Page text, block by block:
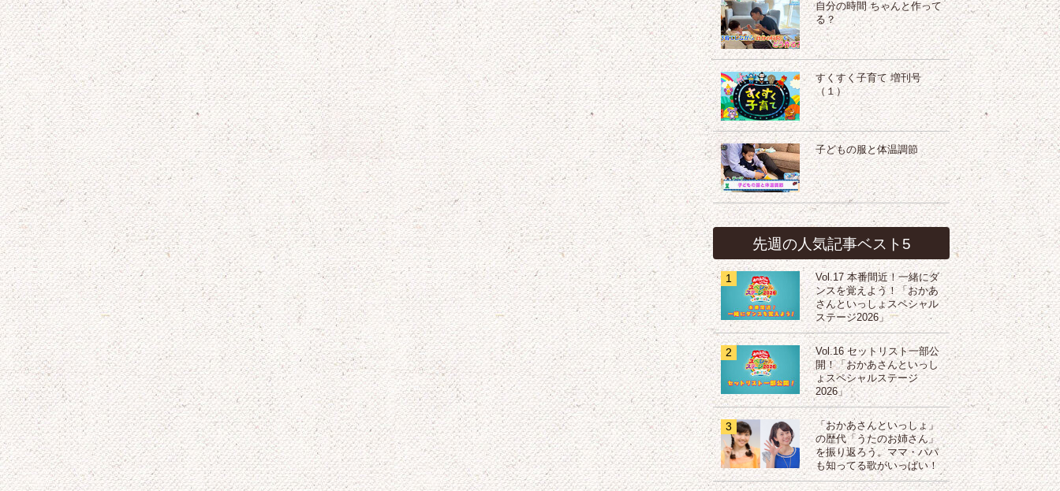
自分の時間 ちゃんと作って
る？
すくすく子育て 増刊号
（１）
子どもの服と体温調節
先週の人気記事ベスト5
1
Vol.17 本番間近！一緒にダ
ンスを覚えよう！「おかあ
さんといっしょスペシャル
ステージ2026」
2
Vol.16 セットリスト一部公
開！「おかあさんといっし
ょスペシャルステージ
2026」
3
「おかあさんといっしょ」
の歴代「うたのお姉さん」
を振り返ろう。ママ・パパ
も知ってる歌がいっぱい！